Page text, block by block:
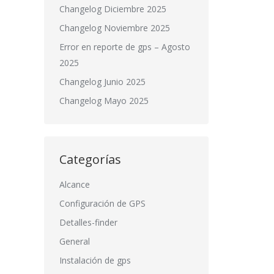
Changelog Diciembre 2025
Changelog Noviembre 2025
Error en reporte de gps – Agosto
2025
Changelog Junio 2025
Changelog Mayo 2025
Categorías
Alcance
Configuración de GPS
Detalles-finder
General
Instalación de gps